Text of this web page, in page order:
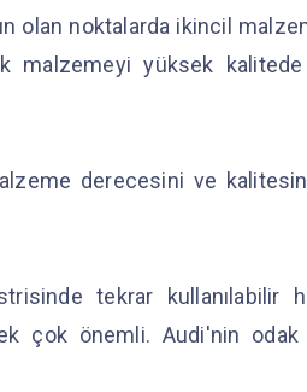
olan noktalarda ikincil
malzemeyi yüksek
derecesini ve
tekrar kullanılabilir
çok önemli. Audi'nin